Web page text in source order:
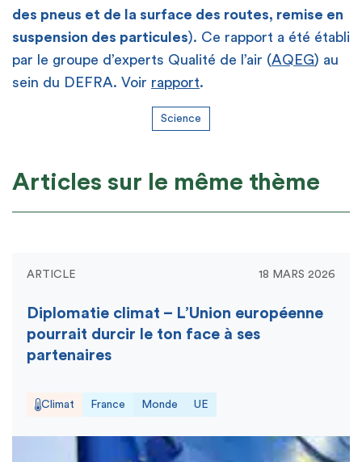
des pneus et de la surface des routes, remise en
suspension des particules). Ce rapport a été établi
par le groupe d’experts Qualité de l’air (AQEG) au
sein du DEFRA. Voir rapport.
Science
Articles sur le même thème
ARTICLE 18 MARS 2026
Diplomatie climat – L’Union européenne
pourrait durcir le ton face à ses
partenaires
Climat France Monde UE